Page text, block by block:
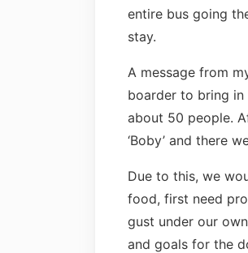
entire bus going
stay.
A message from
boarder to bring in
about 50 people.
‘Boby’ and there
Due to this, we
food, first need
gust under our
and goals for the